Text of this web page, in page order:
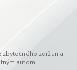
zdržania.
autom.